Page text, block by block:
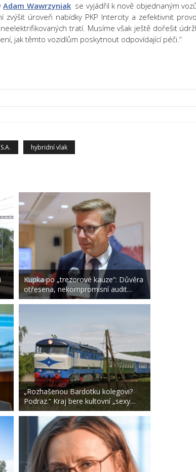
Adam Wawrzyniakse vyjádřil k nově objednaným
zvýšit úroveň nabídky PKP Intercity a zefektivnit
tratí. Musíme však ještě dořešit
jak těmto vozidlům poskytnout odpovídající péči.“
hybridní vlak
Kupka po „trezorové kauze”: Důvěra
otřesena, nekompromisní audit…
„Rozhašenou Bardotku kolegovi?
Podraz.“ Kraj bere kultovní „sexy…